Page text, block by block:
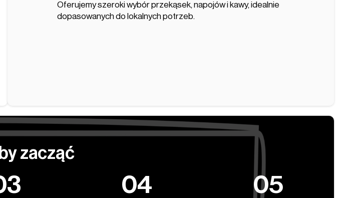
Oferujemy szeroki wybór przekąsek, napojów i kawy, idealnie
dopasowanych do lokalnych potrzeb.
zacząć
04 05